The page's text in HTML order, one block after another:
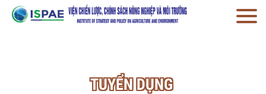
TUYỂN DỤNG